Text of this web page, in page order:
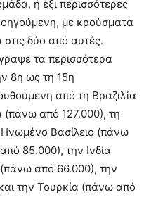
ή έξι περισσότερες
με κρούσματα
δύο από αυτές.
τα περισσότερα
8η ως τη 15η
από τη Βραζιλία
(πάνω από 127.000), τη
Βασίλειο (πάνω
85.000), την Ινδία
από 66.000), την
την Τουρκία (πάνω από